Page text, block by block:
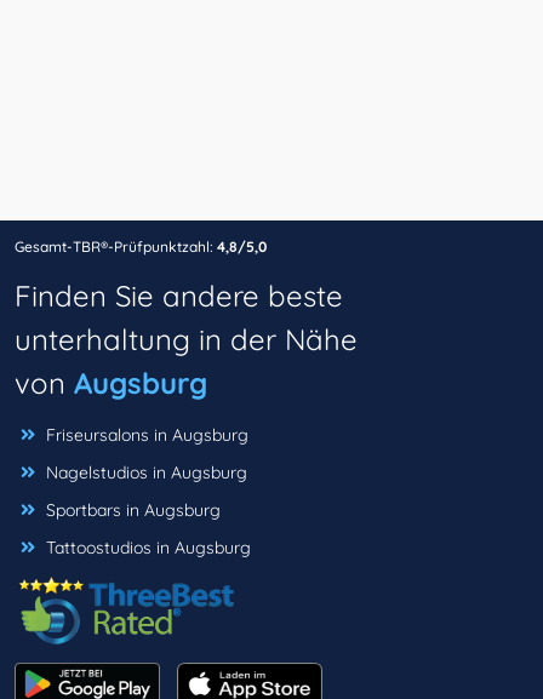
Gesamt-TBR®-Prüfpunktzahl: 4,8/5,0
Finden Sie andere beste
unterhaltung in der Nähe
von Augsburg
Friseursalons in Augsburg
Nagelstudios in Augsburg
Sportbars in Augsburg
Tattoostudios in Augsburg